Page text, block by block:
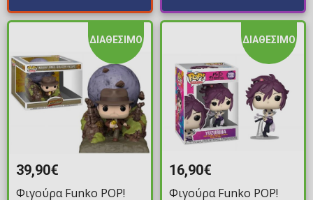
ΔΙΑΘΕΣΙΜΟ
39,90€
Φιγούρα Funko POP!
ΔΙΑΘΕΣΙΜΟ
16,90€
Φιγούρα Funko POP!